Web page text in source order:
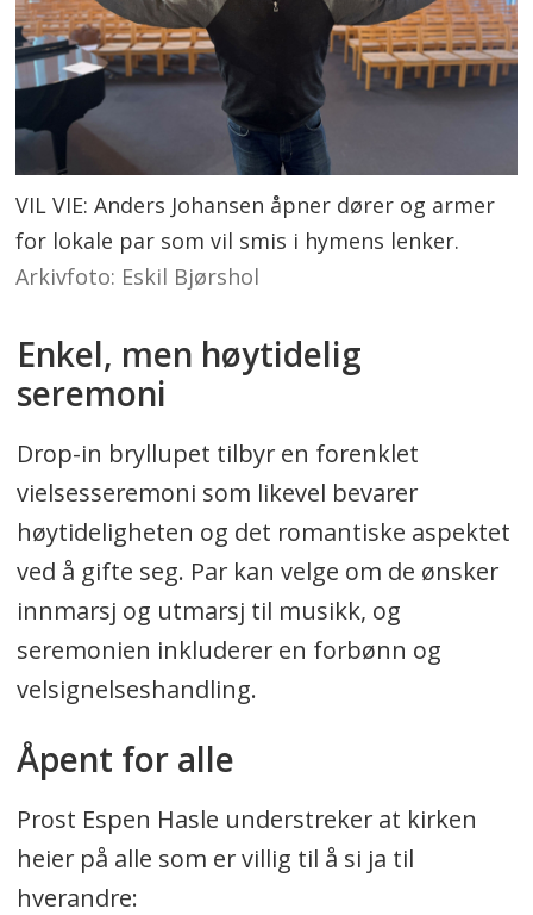
VIL VIE: Anders Johansen åpner dører og armer
for lokale par som vil smis i hymens lenker.
Arkivfoto: Eskil Bjørshol
Enkel, men høytidelig
seremoni
Drop-in bryllupet tilbyr en forenklet
vielsesseremoni som likevel bevarer
høytideligheten og det romantiske aspektet
ved å gifte seg. Par kan velge om de ønsker
innmarsj og utmarsj til musikk, og
seremonien inkluderer en forbønn og
velsignelseshandling.
Åpent for alle
Prost Espen Hasle understreker at kirken
heier på alle som er villig til å si ja til
hverandre: